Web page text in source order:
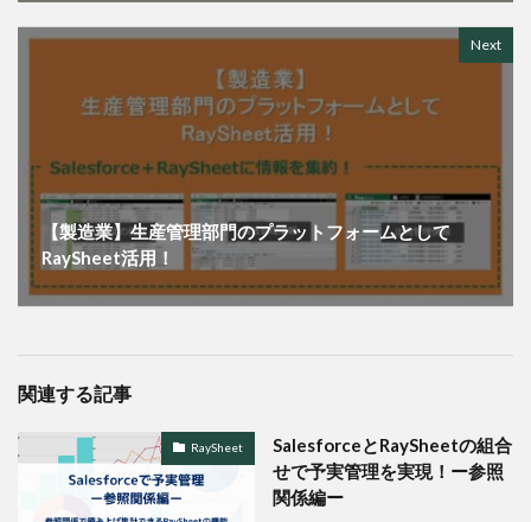
Next
【製造業】生産管理部門のプラットフォームとして
RaySheet活用！
関連する記事
RaySheet
SalesforceとRaySheetの組合
せで予実管理を実現！ー参照
関係編ー